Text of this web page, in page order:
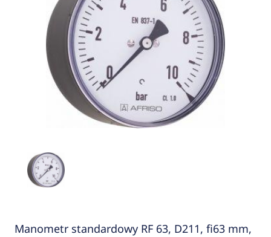
Manometr standardowy RF 63, D211, fi63 mm,